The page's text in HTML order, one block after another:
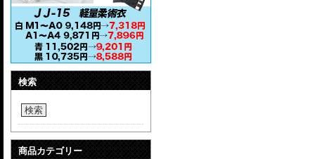
検索
検索
商品カテゴリー